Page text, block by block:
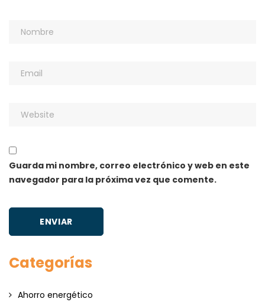
Guarda mi nombre, correo electrónico y web en este
navegador para la próxima vez que comente.
Categorías
Ahorro energético